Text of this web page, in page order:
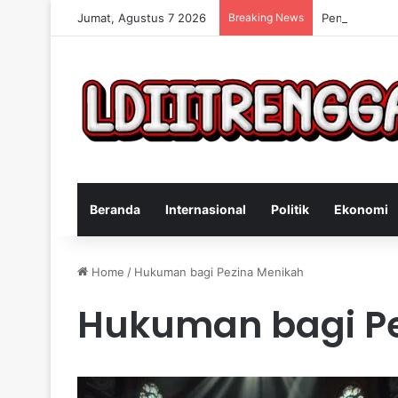
Jumat, Agustus 7 2026 Breaking News
Beranda Internasional Politik Ekonomi
Home / Hukuman bagi Pezina Menikah
Hukuman bagi